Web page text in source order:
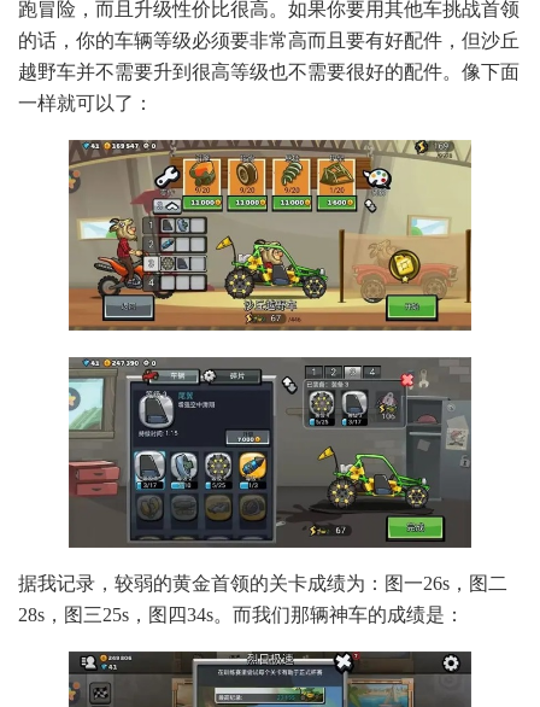
跑冒险，而且升级性价比很高。如果你要用其他车挑战首领
的话，你的车辆等级必须要非常高而且要有好配件，但沙丘
越野车并不需要升到很高等级也不需要很好的配件。像下面
一样就可以了：
据我记录，较弱的黄金首领的关卡成绩为：图一26s，图二
28s，图三25s，图四34s。而我们那辆神车的成绩是：